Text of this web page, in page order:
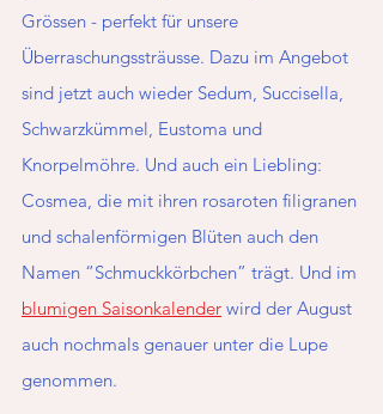
Grössen - perfekt für unsere
Überraschungssträusse. Dazu im Angebot
sind jetzt auch wieder Sedum, Succisella,
Schwarzkümmel, Eustoma und
Knorpelmöhre. Und auch ein Liebling:
Cosmea, die mit ihren rosaroten filigranen
und schalenförmigen Blüten auch den
Namen “Schmuckkörbchen” trägt. Und im
blumigen Saisonkalender wird der August
auch nochmals genauer unter die Lupe
genommen.